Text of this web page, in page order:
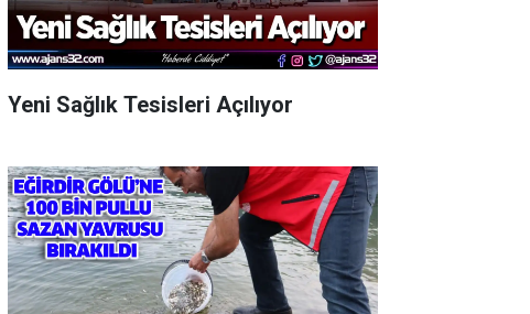
Yeni Sağlık Tesisleri Açılıyor